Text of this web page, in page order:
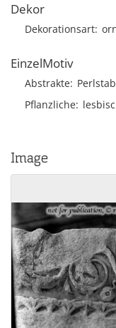
Dekor
Dekorationsart
EinzelMotiv
Abstrakte Perlstab
Pflanzliche
Image